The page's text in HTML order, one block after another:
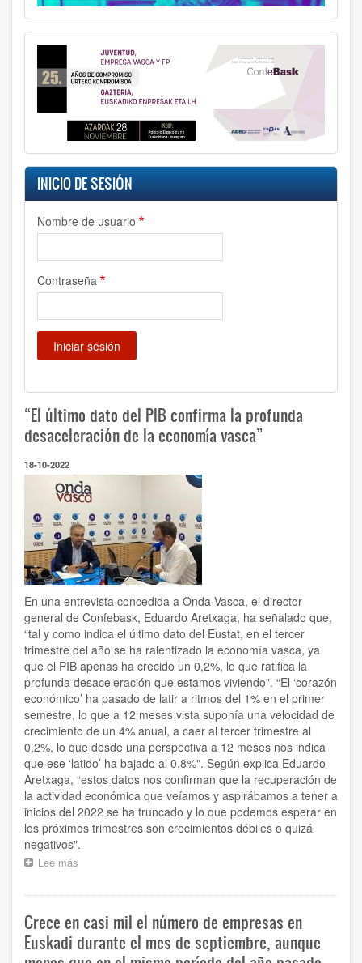
INICIO DE SESIÓN
Nombre de usuario
Contraseña
“El último dato del PIB confirma la profunda
desaceleración de la economía vasca”
18-10-2022
En una entrevista concedida a Onda Vasca, el director
general de Confebask, Eduardo Aretxaga, ha señalado que,
“tal y como indica el último dato del Eustat, en el tercer
trimestre del año se ha ralentizado la economía vasca, ya
que el PIB apenas ha crecido un 0,2%, lo que ratifica la
profunda desaceleración que estamos viviendo". “El ‘corazón
económico’ ha pasado de latir a ritmos del 1% en el primer
semestre, lo que a 12 meses vista suponía una velocidad de
crecimiento de un 4% anual, a caer al tercer trimestre al
0,2%, lo que desde una perspectiva a 12 meses nos indica
que ese ‘latido’ ha bajado al 0,8%". Según explica Eduardo
Aretxaga, “estos datos nos confirman que la recuperación de
la actividad económica que veíamos y aspirábamos a tener a
inicios del 2022 se ha truncado y lo que podemos esperar en
los próximos trimestres son crecimientos débiles o quizá
negativos".
Lee más
del
PIB
confirma
Crece en casi mil el número de empresas en
Euskadi durante el mes de septiembre, aunque